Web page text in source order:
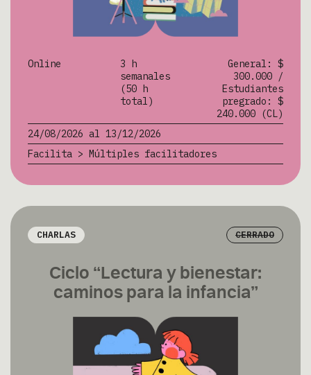
Online
3 h
semanales
(50 h
total)
General: $
300.000 /
Estudiantes
pregrado: $
240.000 (CL)
24/08/2026 al 13/12/2026
Facilita > Múltiples facilitadores
CHARLAS CERRADO
Ciclo “Lectura y bienestar:
caminos para la infancia”